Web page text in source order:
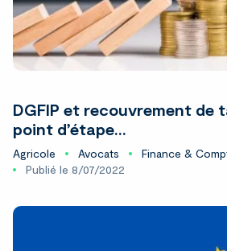
DGFIP et recouvrement de
point d’étape…
Agricole Avocats
Finance &
Publié le 8/07/2022